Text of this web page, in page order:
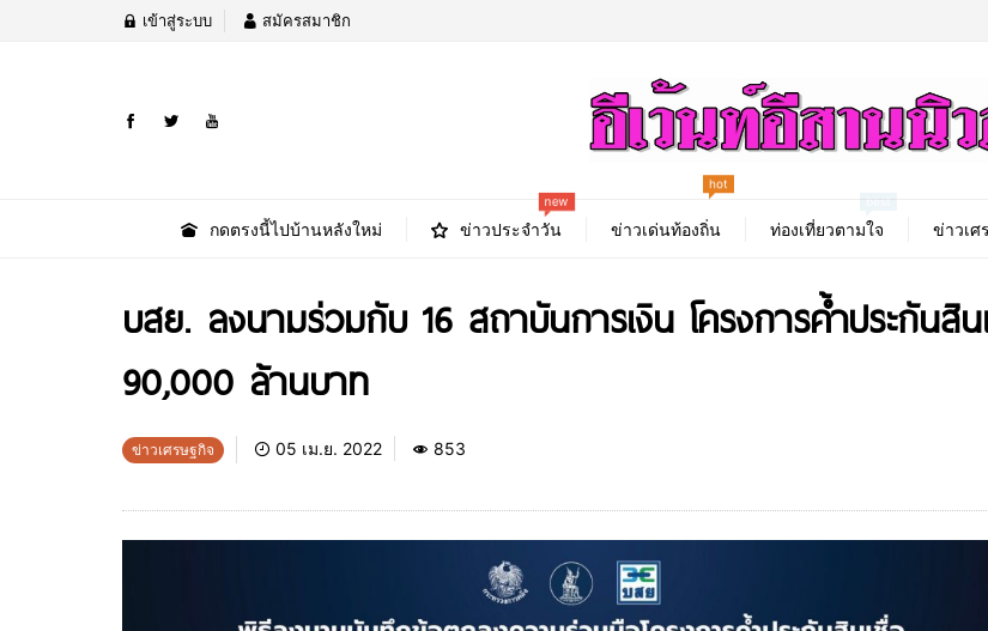
เข้าสู่ระบบ สมัครสมาชิก
กดตรงนี้ไปบ้านหลังใหม่ ข่าวประจำวัน
new
ข่าวเด่นท้องถิ่น
hot
ท่องเที่ยวตามใจ
best
ข่าวเศ
บสย. ลงนามร่วมกับ 16 สถาบันการเงิน โครงการค้ำประกันสิ
90,000 ล้านบาท
ข่าวเศรษฐกิจ 05 เม.ย. 2022 853